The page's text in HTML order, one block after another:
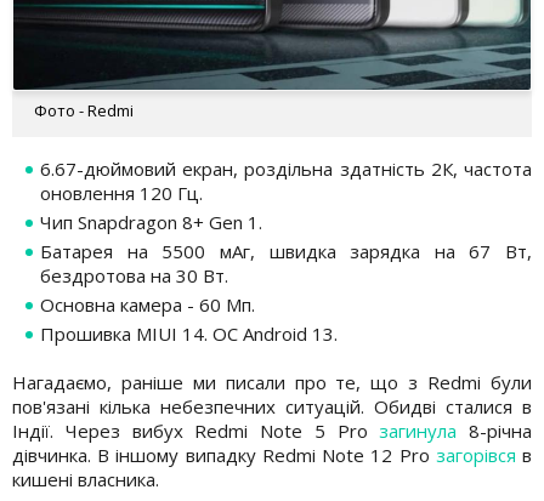
Фото - Redmi
6.67-дюймовий екран, роздільна здатність 2К, частота
оновлення 120 Гц.
Чип Snapdragon 8+ Gen 1.
Батарея на 5500 мАг, швидка зарядка на 67 Вт,
бездротова на 30 Вт.
Основна камера - 60 Мп.
Прошивка MIUI 14. ОС Android 13.
Нагадаємо, раніше ми писали про те, що з Redmi були
пов'язані кілька небезпечних ситуацій. Обидві сталися в
Індії. Через вибух Redmi Note 5 Proзагинула 8-річна
дівчинка. В іншому випадку Redmi Note 12 Pro загорівся в
кишені власника.